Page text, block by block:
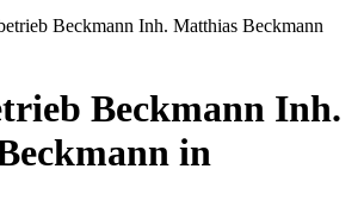
Beckmann Inh. Matthias Beckmann
Beckmann Inh.
in